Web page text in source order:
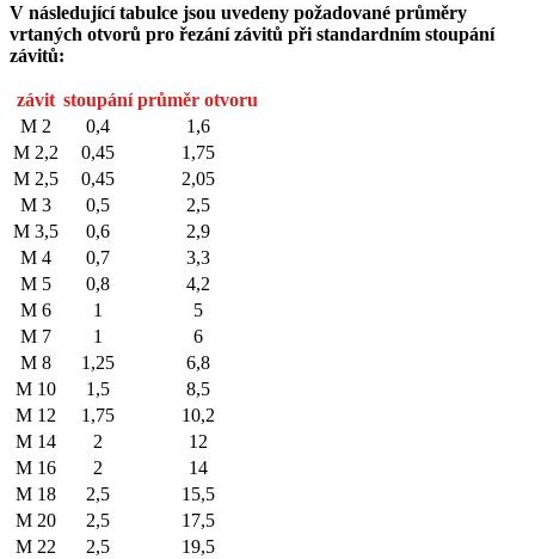
V následující tabulce jsou uvedeny požadované průměry
vrtaných otvorů pro řezání závitů při standardním stoupání
závitů:
závit stoupání průměr otvoru
M 2
0,4
1,6
M 2,2
0,45
1,75
M 2,5
0,45
2,05
M 3
0,5
2,5
M 3,5
0,6
2,9
M 4
0,7
3,3
M 5
0,8
4,2
M 6
1
5
M 7
1
6
M 8
1,25
6,8
M 10
1,5
8,5
M 12
1,75
10,2
M 14
2
12
M 16
2
14
M 18
2,5
15,5
M 20
2,5
17,5
M 22
2,5 19,5